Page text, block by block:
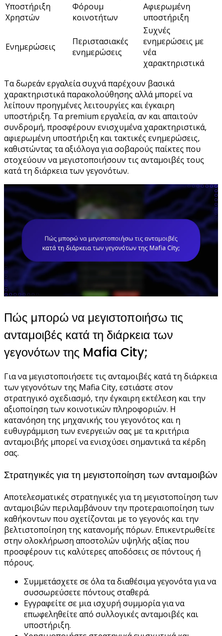
Υποστήριξη
Χρηστών
Φόρουμ
κοινοτήτων
Αφιερωμένη
υποστήριξη
Ενημερώσεις
Περιστασιακές
ενημερώσεις
Συχνές
ενημερώσεις με
νέα
χαρακτηριστικά
Τα δωρεάν εργαλεία συχνά παρέχουν βασικά
χαρακτηριστικά παρακολούθησης αλλά μπορεί να
λείπουν προηγμένες λειτουργίες και έγκαιρη
υποστήριξη. Τα premium εργαλεία, αν και απαιτούν
συνδρομή, προσφέρουν ενισχυμένα χαρακτηριστικά,
αφιερωμένη υποστήριξη και τακτικές ενημερώσεις,
καθιστώντας τα αξιόλογα για σοβαρούς παίκτες που
στοχεύουν να μεγιστοποιήσουν τις ανταμοιβές τους
κατά τη διάρκεια των γεγονότων.
Πώς μπορώ να μεγιστοποιήσω τις
ανταμοιβές κατά τη διάρκεια των
γεγονότων της Mafia City;
Για να μεγιστοποιήσετε τις ανταμοιβές κατά τη διάρκεια
των γεγονότων της Mafia City, εστιάστε στον
στρατηγικό σχεδιασμό, την έγκαιρη εκτέλεση και την
αξιοποίηση των κοινοτικών πληροφοριών. Η
κατανόηση της μηχανικής του γεγονότος και η
ευθυγράμμιση των ενεργειών σας με τα κριτήρια
ανταμοιβής μπορεί να ενισχύσει σημαντικά τα κέρδη
σας.
Στρατηγικές για τη μεγιστοποίηση των ανταμοιβών
Αποτελεσματικές στρατηγικές για τη μεγιστοποίηση των
ανταμοιβών περιλαμβάνουν την προτεραιοποίηση των
καθήκοντων που σχετίζονται με το γεγονός και την
βελτιστοποίηση της κατανομής πόρων. Επικεντρωθείτε
στην ολοκλήρωση αποστολών υψηλής αξίας που
προσφέρουν τις καλύτερες αποδόσεις σε πόντους ή
πόρους.
Συμμετάσχετε σε όλα τα διαθέσιμα γεγονότα για να
συσσωρεύσετε πόντους σταθερά.
Εγγραφείτε σε μια ισχυρή συμμορία για να
επωφεληθείτε από συλλογικές ανταμοιβές και
υποστήριξη.